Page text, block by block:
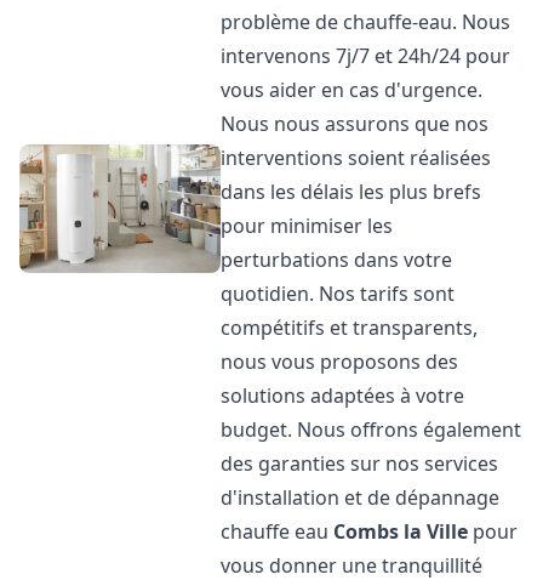
problème de chauffe-eau. Nous
intervenons 7j/7 et 24h/24 pour
vous aider en cas d'urgence.
Nous nous assurons que nos
interventions soient réalisées
dans les délais les plus brefs
pour minimiser les
perturbations dans votre
quotidien. Nos tarifs sont
compétitifs et transparents,
nous vous proposons des
solutions adaptées à votre
budget. Nous offrons également
des garanties sur nos services
d'installation et de dépannage
chauffe eau Combs la Ville pour
vous donner une tranquillité